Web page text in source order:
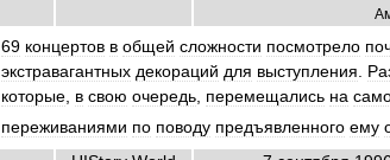
69 концертов в общей сложности посмотрело
экстравагантных декораций для выступления
которые в свою очередь перемещались на
переживаниями по поводу предъявленного ему